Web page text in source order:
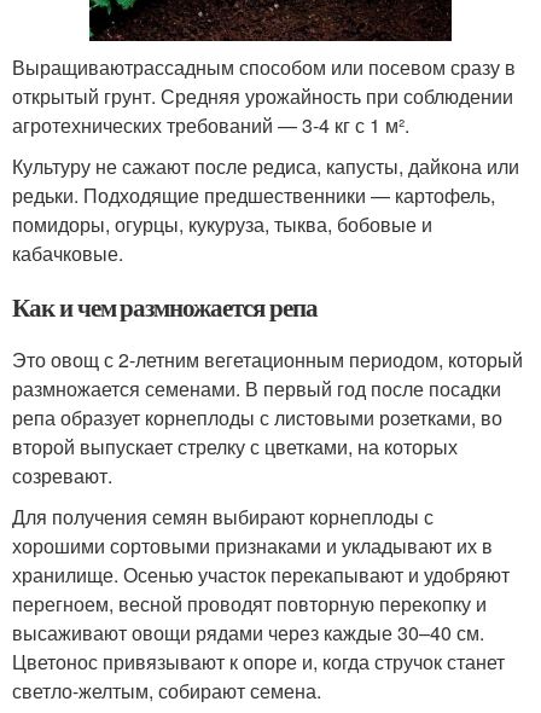
Выращиваютрассадным способом или посевом сразу в
открытый грунт. Средняя урожайность при соблюдении
агротехнических требований — 3-4 кг с 1 м².
Культуру не сажают после редиса, капусты, дайкона или
редьки. Подходящие предшественники — картофель,
помидоры, огурцы, кукуруза, тыква, бобовые и
кабачковые.
Как и чем размножается репа
Это овощ с 2-летним вегетационным периодом, который
размножается семенами. В первый год после посадки
репа образует корнеплоды с листовыми розетками, во
второй выпускает стрелку с цветками, на которых
созревают.
Для получения семян выбирают корнеплоды с
хорошими сортовыми признаками и укладывают их в
хранилище. Осенью участок перекапывают и удобряют
перегноем, весной проводят повторную перекопку и
высаживают овощи рядами через каждые 30–40 см.
Цветонос привязывают к опоре и, когда стручок станет
светло-желтым, собирают семена.